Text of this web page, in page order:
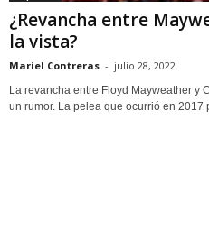
¿Revancha entre
la vista?
Mariel Contreras - julio 28, 2022
La revancha entre Floyd Mayweather y
un rumor. La pelea que ocurrió en 2017